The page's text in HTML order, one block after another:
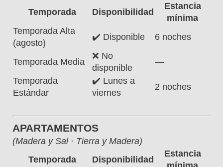
Temporada
Disponibilidad
Estancia
mínima
Temporada Alta
(agosto)
✔️ Disponible 6 noches
Temporada Media
❌ No
disponible
—
Temporada
Estándar
✔️ Lunes a
viernes
2 noches
APARTAMENTOS
(Madera y Sal · Tierra y Madera)
Temporada
Disponibilidad
Estancia